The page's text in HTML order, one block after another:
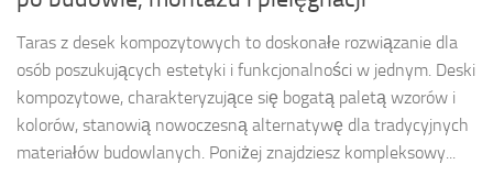
Taras z desek kompozytowych to doskonałe rozwiązanie dla
osób poszukujących estetyki i funkcjonalności w jednym. Deski
kompozytowe, charakteryzujące się bogatą paletą wzorów i
kolorów, stanowią nowoczesną alternatywę dla tradycyjnych
materiałów budowlanych. Poniżej znajdziesz kompleksowy...